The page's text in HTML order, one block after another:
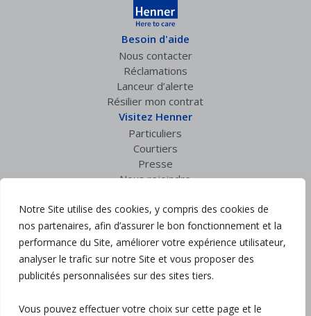
Notre Site utilise des cookies, y compris des cookies de
nos partenaires, afin d’assurer le bon fonctionnement et la
performance du Site, améliorer votre expérience utilisateur,
analyser le trafic sur notre Site et vous proposer des
publicités personnalisées sur des sites tiers.
Vous pouvez effectuer votre choix sur cette page et le
Besoin d'aide
Nous contacter
Réclamations
Lanceur d’alerte
Résilier mon contrat
Visitez Henner
Particuliers
Courtiers
Presse
Nous rejoindre
Accès courtiers
Suivez nous :
Politique de confidentialité
Politique Qualité